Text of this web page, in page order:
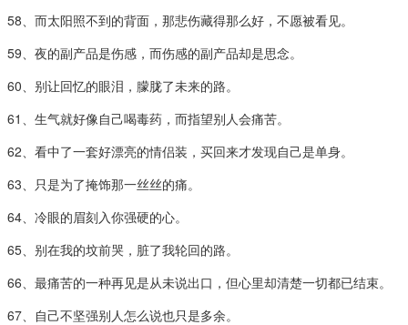
58、而太阳照不到的背面，那悲伤藏得那么好，不愿被看见。
59、夜的副产品是伤感，而伤感的副产品却是思念。
60、别让回忆的眼泪，朦胧了未来的路。
61、生气就好像自己喝毒药，而指望别人会痛苦。
62、看中了一套好漂亮的情侣装，买回来才发现自己是单身。
63、只是为了掩饰那一丝丝的痛。
64、冷眼的眉刻入你强硬的心。
65、别在我的坟前哭，脏了我轮回的路。
66、最痛苦的一种再见是从未说出口，但心里却清楚一切都已结束。
67、自己不坚强别人怎么说也只是多余。